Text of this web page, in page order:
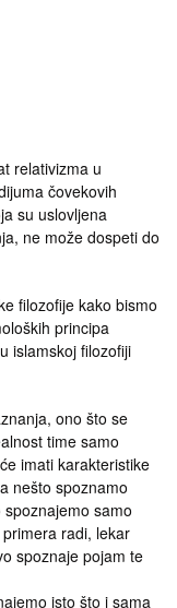
relativizma u
čovekovih
su uslovljena
ne može dospeti do
filozofije kako bismo
principa
islamskoj filozofiji
ono što se
time samo
imati karakteristike
nešto spoznamo
samo
radi, lekar
spoznaje pojam te
isto što i sama